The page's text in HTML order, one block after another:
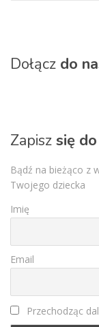
Dołącz do
Zapisz się
Bądź na bieżąco z
Twojego dziecka
Imię
Email
Przechodząc